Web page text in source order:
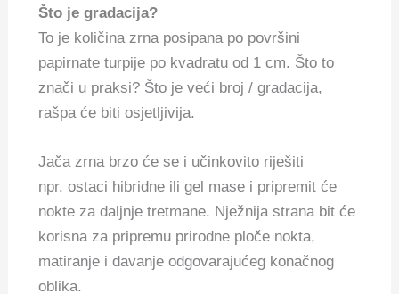
Što je gradacija?
To je količina zrna posipana po površini
papirnate turpije po kvadratu od 1 cm. Što to
znači u praksi? Što je veći broj / gradacija,
rašpa će biti osjetljivija.
Jača zrna brzo će se i učinkovito riješiti
npr. ostaci hibridne ili gel mase i pripremit će
nokte za daljnje tretmane. Nježnija strana bit će
korisna za pripremu prirodne ploče nokta,
matiranje i davanje odgovarajućeg konačnog
oblika.